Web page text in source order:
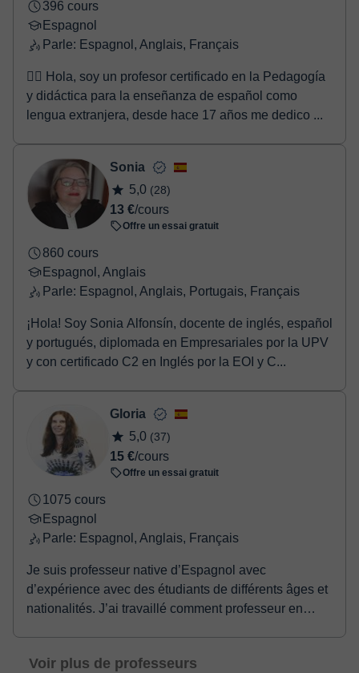
396 cours
Espagnol
Parle: Espagnol, Anglais, Français
🙋‍♂️ Hola, soy un profesor certificado en la Pedagogía
y didáctica para la enseñanza de español como
lengua extranjera, desde hace 17 años me dedico ...
Sonia
5,0 (28)
13 €/cours
Offre un essai gratuit
860 cours
Espagnol, Anglais
Parle: Espagnol, Anglais, Portugais, Français
¡Hola! Soy Sonia Alfonsín, docente de inglés, español
y portugués, diplomada en Empresariales por la UPV
y con certificado C2 en Inglés por la EOI y C...
Gloria
5,0 (37)
15 €/cours
Offre un essai gratuit
1075 cours
Espagnol
Parle: Espagnol, Anglais, Français
Je suis professeur native d’Espagnol avec
d’expérience avec des étudiants de différents âges et
nationalités. J’ai travaillé comment professeur en
Voir plus de professeurs